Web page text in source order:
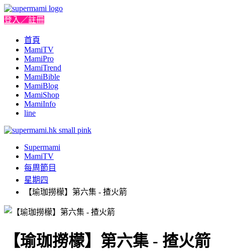
登入／註冊
首頁
MamiTV
MamiPro
MamiTrend
MamiBible
MamiBlog
MamiShop
MamiInfo
line
Supermami
MamiTV
每周節目
星期四
【瑜珈撈檬】第六集 - 揸火箭
【瑜珈撈檬】第六集 - 揸火箭